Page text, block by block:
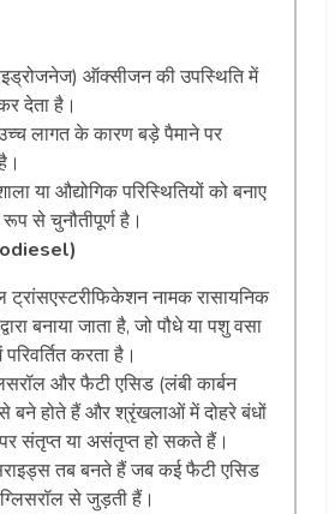
ऑक्सीजन की उपस्थिति में
देता है।
लागत के कारण बड़े पैमाने पर
या औद्योगिक परिस्थितियों को बनाए
से चुनौतीपूर्ण है।
ट्रांसएस्टरीफिकेशन नामक रासायनिक
बनाया जाता है, जो पौधे या पशु वसा
करता है।
और फैटी एसिड (लंबी कार्बन
बने होते हैं और श्रृंखलाओं में दोहरे बंधों
संतृप्त या असंतृप्त हो सकते हैं।
तब बनते हैं जब कई फैटी एसिड
से जुड़ती हैं।